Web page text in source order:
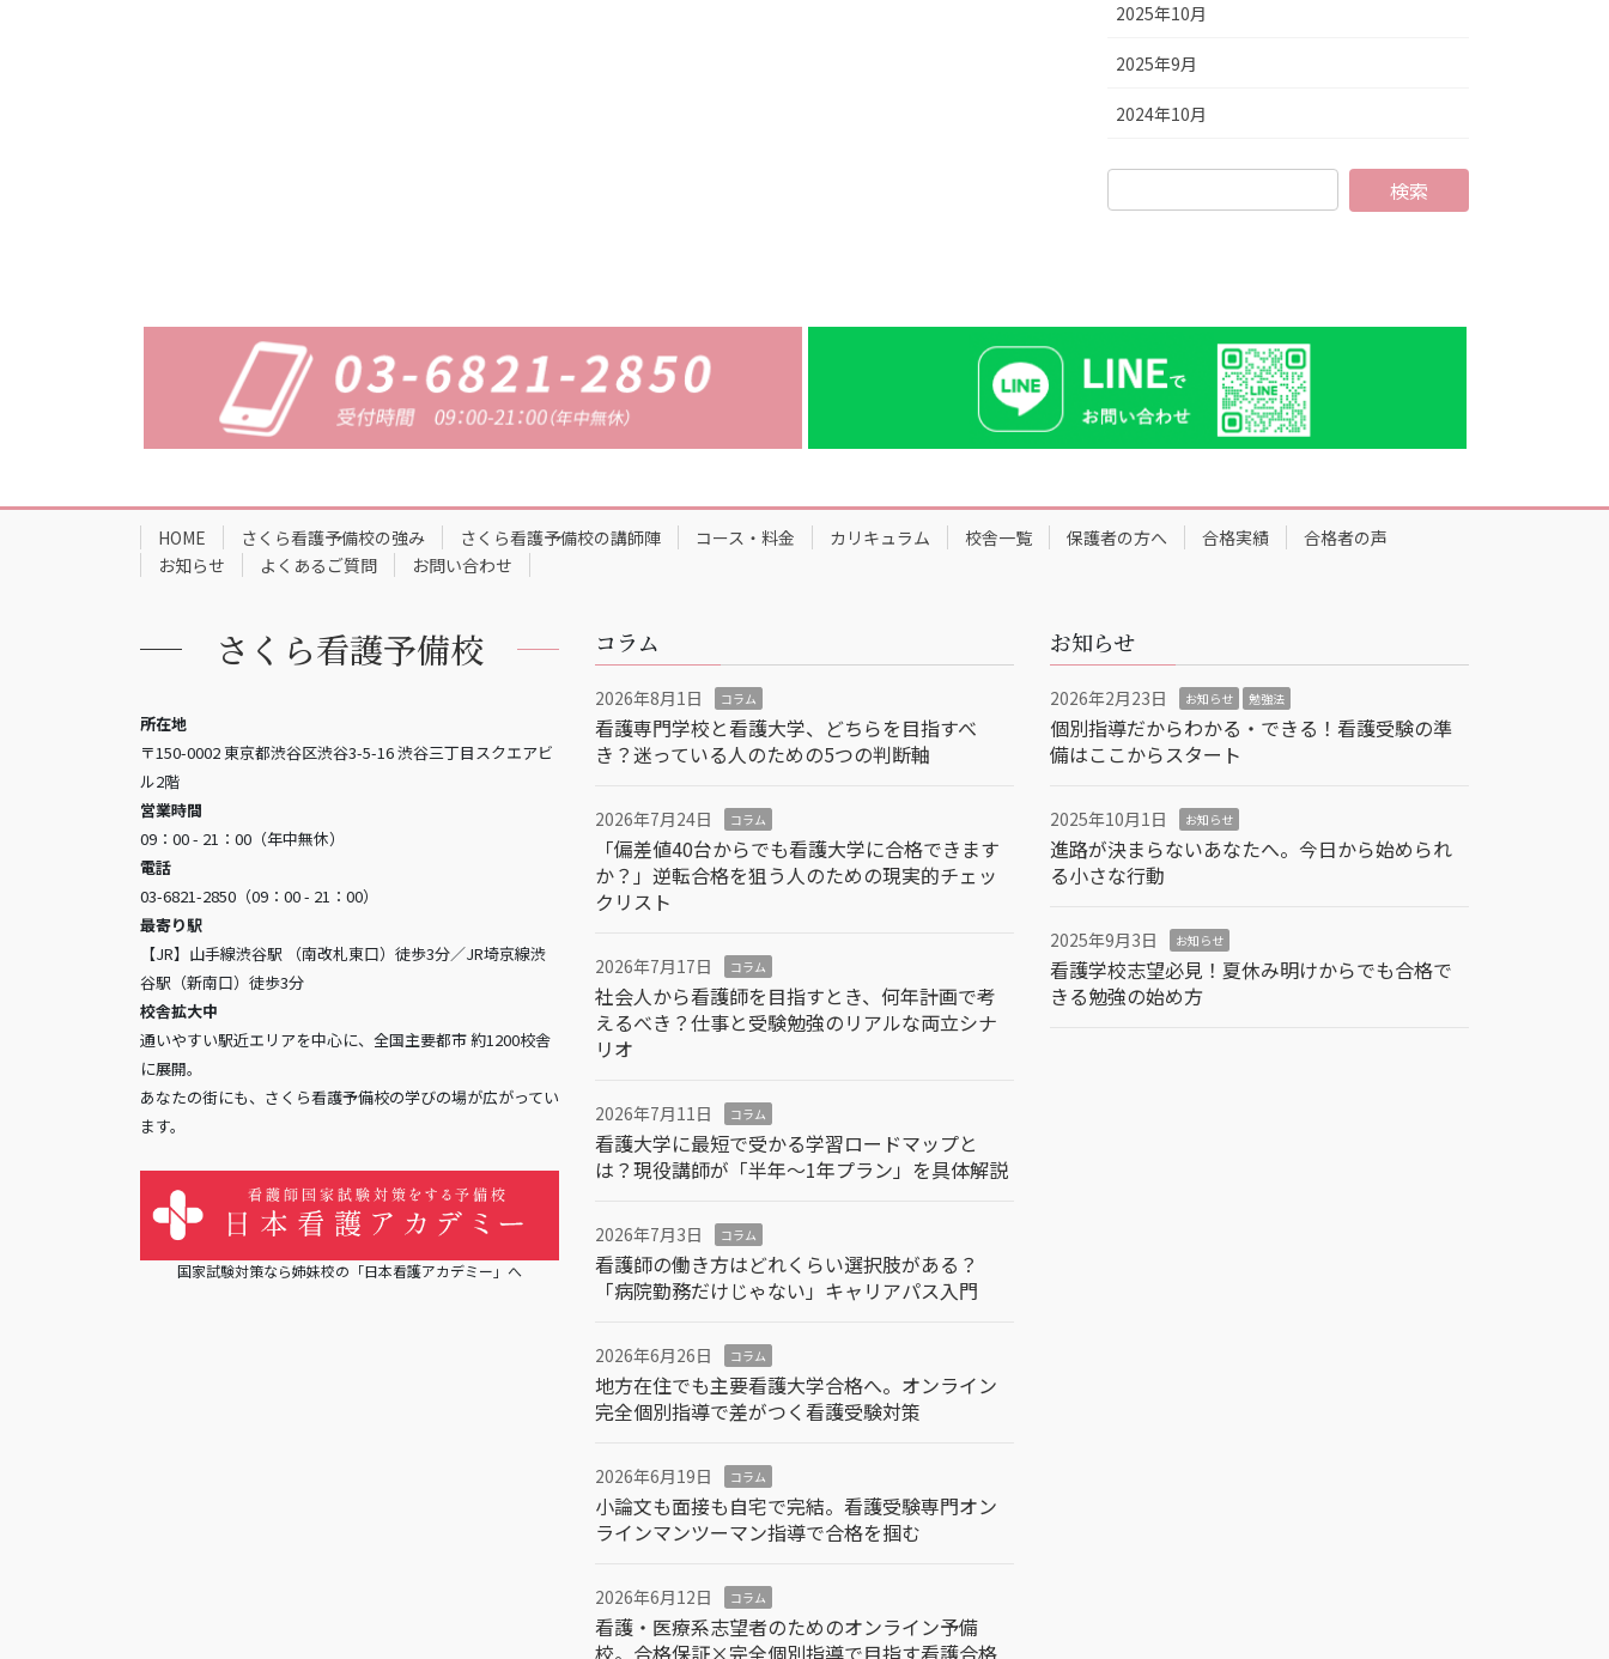
2025年10月
2025年9月
2024年10月
HOME さくら看護予備校の強み さくら看護予備校の講師陣 コース・料金 カリキュラム 校舎一覧 保護者の方へ 合格実績
合格者の声
お知らせ
よくあるご質問 お問い合わせ
さくら看護予備校
所在地
〒150-0002 東京都渋谷区渋谷3-5-16 渋谷三丁目スクエアビ
ル2階
営業時間
09：00 - 21：00（年中無休）
電話
03-6821-2850（09：00 - 21：00）
最寄り駅
【JR】山手線渋谷駅 （南改札東口）徒歩3分／JR埼京線渋
谷駅（新南口）徒歩3分
校舎拡大中
通いやすい駅近エリアを中心に、全国主要都市 約1200校舎
に展開。
あなたの街にも、さくら看護予備校の学びの場が広がってい
ます。
国家試験対策なら姉妹校の「日本看護アカデミー」へ
コラム
2026年8月1日 コラム
看護専門学校と看護大学、どちらを目指すべ
き？迷っている人のための5つの判断軸
2026年7月24日 コラム
「偏差値40台からでも看護大学に合格できます
か？」逆転合格を狙う人のための現実的チェッ
クリスト
2026年7月17日 コラム
社会人から看護師を目指すとき、何年計画で考
えるべき？仕事と受験勉強のリアルな両立シナ
リオ
2026年7月11日 コラム
看護大学に最短で受かる学習ロードマップと
は？現役講師が「半年～1年プラン」を具体解説
2026年7月3日 コラム
看護師の働き方はどれくらい選択肢がある？
「病院勤務だけじゃない」キャリアパス入門
2026年6月26日 コラム
地方在住でも主要看護大学合格へ。オンライン
完全個別指導で差がつく看護受験対策
2026年6月19日 コラム
小論文も面接も自宅で完結。看護受験専門オン
ラインマンツーマン指導で合格を掴む
2026年6月12日 コラム
看護・医療系志望者のためのオンライン予備
校。合格保証×完全個別指導で目指す看護合格
お知らせ
2026年2月23日 お知らせ 勉強法
個別指導だからわかる・できる！看護受験の準
備はここからスタート
2025年10月1日 お知らせ
進路が決まらないあなたへ。今日から始められ
る小さな行動
2025年9月3日 お知らせ
看護学校志望必見！夏休み明けからでも合格で
きる勉強の始め方